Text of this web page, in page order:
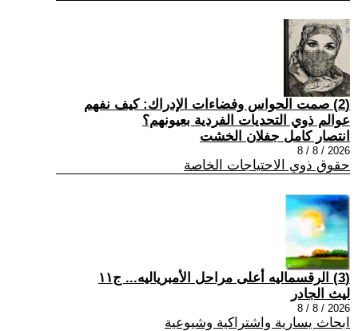
(2) صمت الحواس وفضاءات الإدراك: كيف نفهم
عوالم ذوي التحديات الفردية بعيونهم؟
انتصار كامل جفلان الخشت
2026 / 8 / 8
حقوق ذوي الاحتياجات الخاصة
(3) الرقسماليه أعلى مراحل الأمبرياليه... ج١١
ليث الجادر
2026 / 8 / 8
ابحاث يسارية واشتراكية وشيوعية